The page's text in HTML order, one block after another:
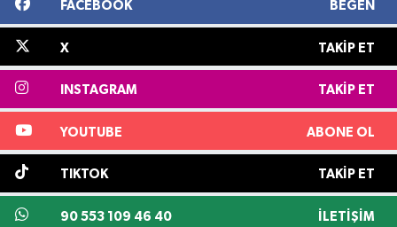
FACEBOOK BEĞEN
X TAKIP ET
INSTAGRAM TAKIP ET
YOUTUBE ABONE OL
TIKTOK TAKIP ET
90 553 109 46 40 İLETIŞIM